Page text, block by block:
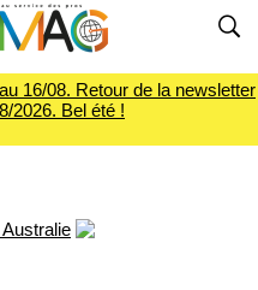
16/08. Retour de la newsletter
2026. Bel été !